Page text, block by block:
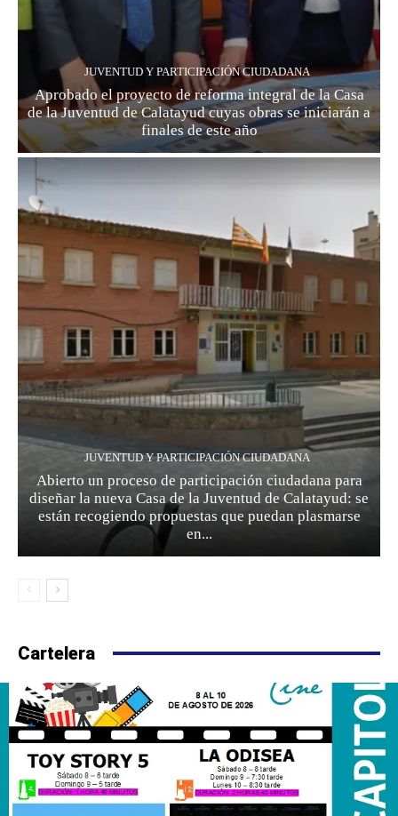
JUVENTUD Y PARTICIPACIÓN CIUDADANA
Aprobado el proyecto de reforma integral de la Casa
de la Juventud de Calatayud cuyas obras se iniciarán a
finales de este año
JUVENTUD Y PARTICIPACIÓN CIUDADANA
Abierto un proceso de participación ciudadana para
diseñar la nueva Casa de la Juventud de Calatayud: se
están recogiendo propuestas que puedan plasmarse
en...
Cartelera